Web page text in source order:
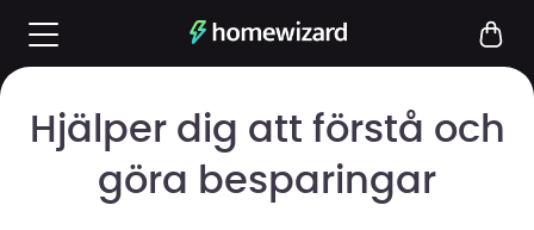
Hjälper dig att förstå och
göra besparingar